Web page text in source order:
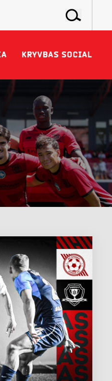
KRYVBAS SOCIAL